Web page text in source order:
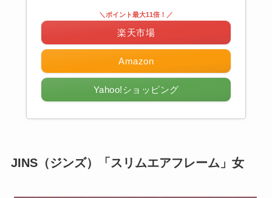
Amazon
＼ポイント最大11倍！／
楽天市場
Yahoo!ショッピング
JINS（ジンズ） 「スリムエアフレーム」女